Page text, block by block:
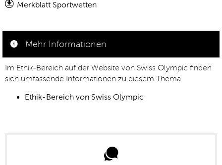
Merkblatt Sportwetten
Mehr Informationen
Im Ethik-Bereich auf der Website von Swiss Olympic finden
sich umfassende Informationen zu diesem Thema.
Ethik-Bereich von Swiss Olympic